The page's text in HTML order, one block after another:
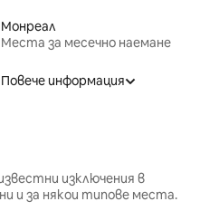
Монреал
Места за месечно наемане
Повече информация
изключения в
и за някои типове места.